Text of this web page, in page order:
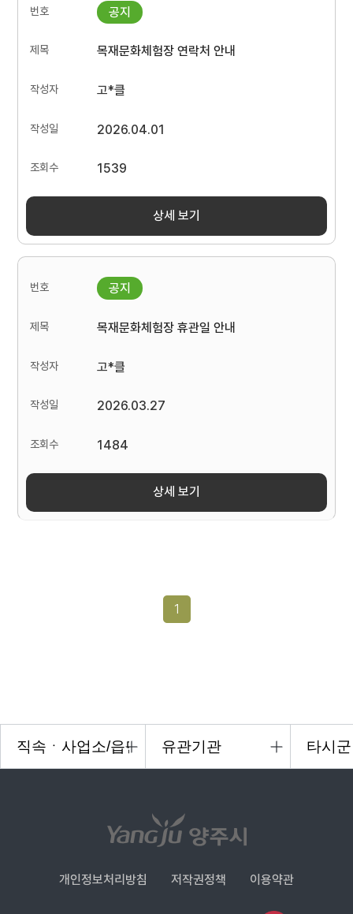
목재문화체험장 연락처 안내
고*클
2026.04.01
1539
상세 보기
목재문화체험장 휴관일 안내
고*클
2026.03.27
1484
상세 보기
1
개인정보처리방침 저작권정책 이용약관